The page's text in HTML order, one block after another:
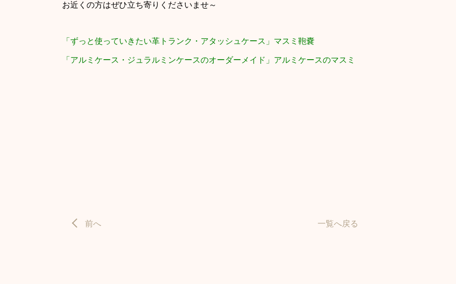
お近くの方はぜひ立ち寄りくださいませ～
「ずっと使っていきたい革トランク・アタッシュケース」 マスミ鞄嚢
「アルミケース・ジュラルミンケースのオーダーメイド」 アルミケースのマスミ
前へ 一覧へ戻る